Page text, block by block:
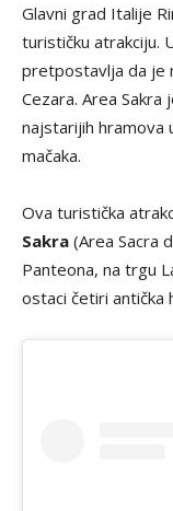
Glavni grad Italije
turističku atrakciju.
pretpostavlja da je
Cezara. Area
najstarijih hramova
mačaka.
Ova turistička
Sakra (Area Sacra
Panteona, na trgu
ostaci četiri antička